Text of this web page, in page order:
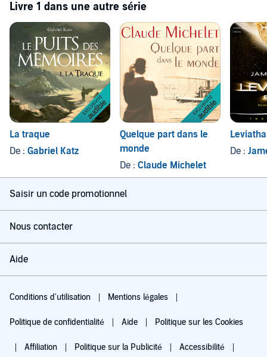
Livre 1 dans une autre série
La traque
De : Gabriel Katz
Quelque part dans le
monde
De : Claude Michelet
De :
Saisir un code promotionnel
Nous contacter
Aide
Conditions d'utilisation Mentions légales
Politique de confidentialité Aide Politique sur les Cookies
Affiliation Politique sur la Publicité Accessibilité